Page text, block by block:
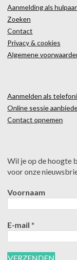
Aanmelding als
Zoeken
Contact
Privacy & cookies
Algemene
Aanmelden als
Online sessie
Contact opnemen
Wil je op de hoogte
voor onze
Voornaam
E-mail *